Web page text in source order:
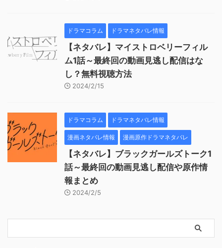
ドラマコラム ドラマネタバレ情報
【ネタバレ】マイストロベリーフィル
ム1話～最終回の動画見逃し配信はな
し？無料視聴方法
2024/2/15
ドラマコラム ドラマネタバレ情報
漫画ネタバレ情報 漫画原作ドラマネタバレ
【ネタバレ】ブラックガールズトーク1
話～最終回の動画見逃し配信や原作情
報まとめ
2024/2/5